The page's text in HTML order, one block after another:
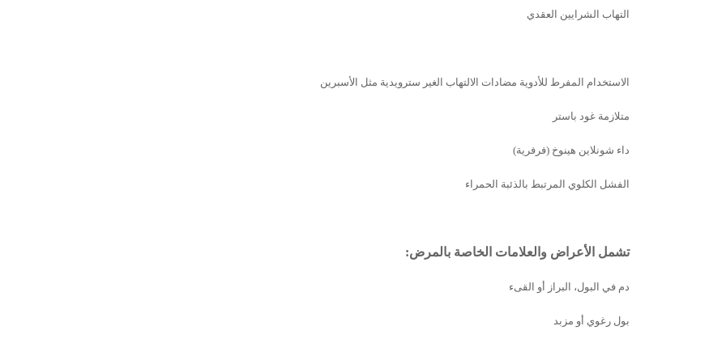
التهاب الشرايين العقدي
الاستخدام المفرط للأدوية مضادات الالتهاب الغير سترويدية مثل الأسبرين
متلازمة غود باستر
داء شونلاين هينوخ (فرفرية)
الفشل الكلوي المرتبط بالذئبة الحمراء
تشمل الأعراض والعلامات الخاصة بالمرض:
دم في البول، البراز أو القىء
بول رغوي أو مزبد